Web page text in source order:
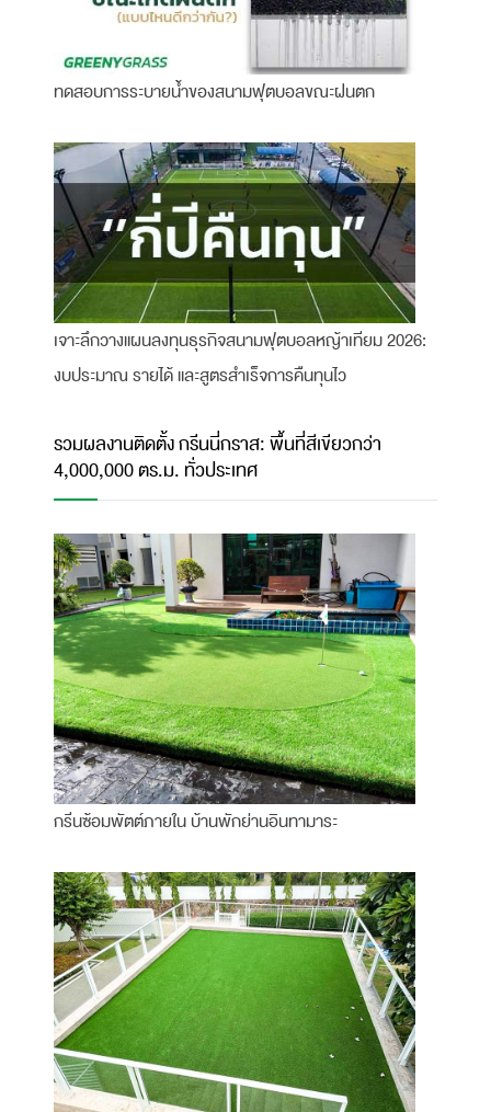
ทดสอบการระบายน้ำของสนามฟุตบอลขณะฝนตก
เจาะลึกวางแผนลงทุนธุรกิจสนามฟุตบอลหญ้าเทียม 2026:
งบประมาณ รายได้ และสูตรสำเร็จการคืนทุนไว
รวมผลงานติดตั้ง กรีนนี่กราส: พื้นที่สีเขียวกว่า
4,000,000 ตร.ม. ทั่วประเทศ
กรีนซ้อมพัตต์ภายใน บ้านพักย่านอินทามาระ